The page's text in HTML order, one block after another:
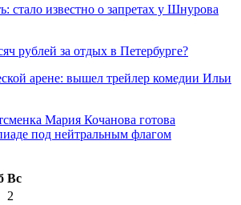
стало известно о запретах у Шнурова
рублей за отдых в Петербурге?
арене: вышел трейлер комедии Ильи
Мария Кочанова готова
под нейтральным флагом
Вс
2